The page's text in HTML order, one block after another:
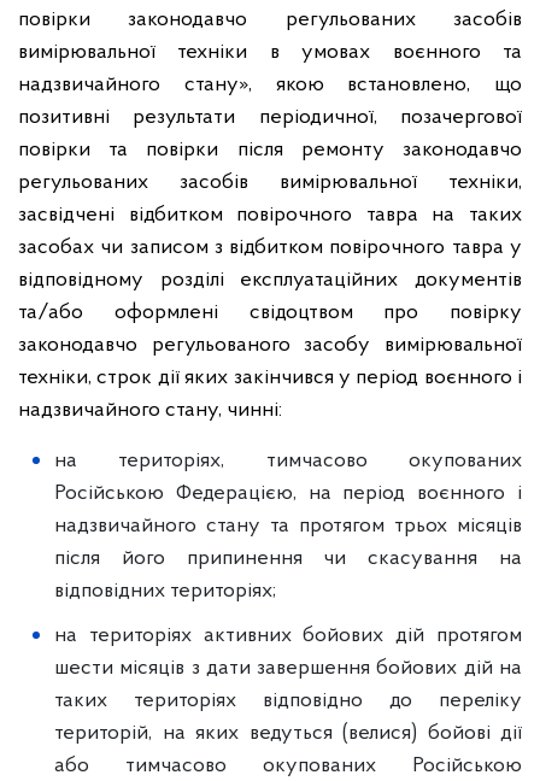
повірки законодавчо регульованих засобів
вимірювальної техніки в умовах воєнного та
надзвичайного стану», якою встановлено, що
позитивні результати періодичної, позачергової
повірки та повірки після ремонту законодавчо
регульованих засобів вимірювальної техніки,
засвідчені відбитком повірочного тавра на таких
засобах чи записом з відбитком повірочного тавра у
відповідному розділі експлуатаційних документів
та/або оформлені свідоцтвом про повірку
законодавчо регульованого засобу вимірювальної
техніки, строк дії яких закінчився у період воєнного і
надзвичайного стану, чинні:
на територіях, тимчасово окупованих
Російською Федерацією, на період воєнного і
надзвичайного стану та протягом трьох місяців
після його припинення чи скасування на
відповідних територіях;
на територіях активних бойових дій протягом
шести місяців з дати завершення бойових дій на
таких територіях відповідно до переліку
територій, на яких ведуться (велися) бойові дії
або тимчасово окупованих Російською